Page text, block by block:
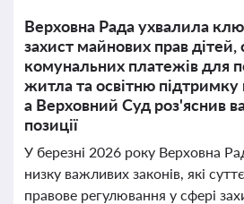
Верховна Рада ухвалила
захист майнових прав дітей,
комунальних платежів для
житла та освітню підтримку
а Верховний Суд роз'яснив
позиції
У березні 2026 року Верховна
низку важливих законів, які
правове регулювання у сфері